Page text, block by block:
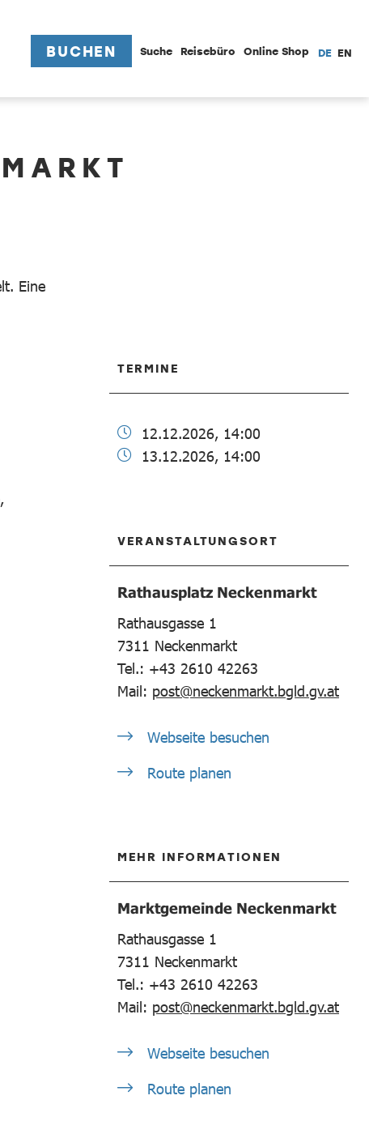
BUCHEN Suche Reisebüro Online Shop DE EN
TERMINE
12.12.2026, 14:00
13.12.2026, 14:00
VERANSTALTUNGSORT
Rathausplatz Neckenmarkt
Rathausgasse 1
7311 Neckenmarkt
Tel.: +43 2610 42263
Mail: post@neckenmarkt.bgld.gv.at
Webseite besuchen
Route planen
MEHR INFORMATIONEN
Marktgemeinde Neckenmarkt
Rathausgasse 1
7311 Neckenmarkt
Tel.: +43 2610 42263
Mail: post@neckenmarkt.bgld.gv.at
Webseite besuchen
Route planen